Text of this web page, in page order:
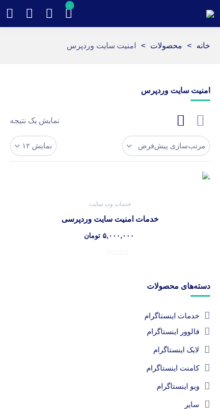
۰
خانه > محصولات > امنیت سایت وردپرس
امنیت سایت وردپرس
نمایش یک نتیجه
خدمات وب سایت
خدمات امنیت سایت وردپرسی
تومان
دسته‌های محصولات
خدمات اینستاگرام
فالوور اینستاگرام
لایک اینستاگرام
کامنت اینستاگرام
ویو اینستاگرام
سایر